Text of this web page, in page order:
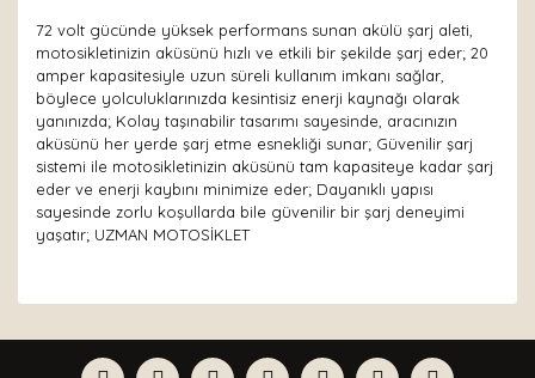
72 volt gücünde yüksek performans sunan akülü şarj aleti,
motosikletinizin aküsünü hızlı ve etkili bir şekilde şarj eder; 20
amper kapasitesiyle uzun süreli kullanım imkanı sağlar,
böylece yolculuklarınızda kesintisiz enerji kaynağı olarak
yanınızda; Kolay taşınabilir tasarımı sayesinde, aracınızın
aküsünü her yerde şarj etme esnekliği sunar; Güvenilir şarj
sistemi ile motosikletinizin aküsünü tam kapasiteye kadar şarj
eder ve enerji kaybını minimize eder; Dayanıklı yapısı
sayesinde zorlu koşullarda bile güvenilir bir şarj deneyimi
yaşatır; UZMAN MOTOSİKLET
formunu kullanarak tarafımıza iletebilirsiniz.
Görüş ve önerileriniz için teşekkür ederiz.